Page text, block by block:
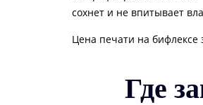
сохнет и не впитывает
Цена печати на бифлексе
Где